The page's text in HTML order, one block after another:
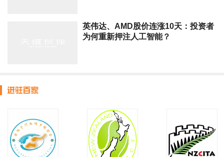
英伟达、AMD股价连涨10天：投资者
为何重新押注人工智能？